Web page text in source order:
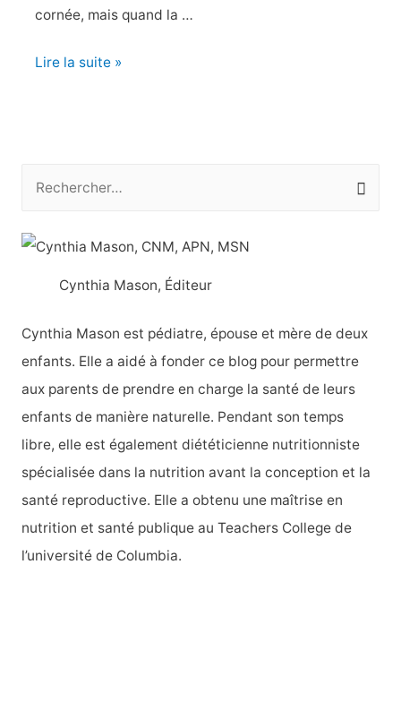
?
cornée, mais quand la …
Est-
bébé
gratte
?
Lire la suite »
c
c
h
e
r
:
Cynthia Mason, Éditeur
Cynthia Mason est pédiatre, épouse et mère de deux
enfants. Elle a aidé à fonder ce blog pour permettre
aux parents de prendre en charge la santé de leurs
enfants de manière naturelle. Pendant son temps
libre, elle est également diététicienne nutritionniste
spécialisée dans la nutrition avant la conception et la
santé reproductive. Elle a obtenu une maîtrise en
nutrition et santé publique au Teachers College de
l’université de Columbia.